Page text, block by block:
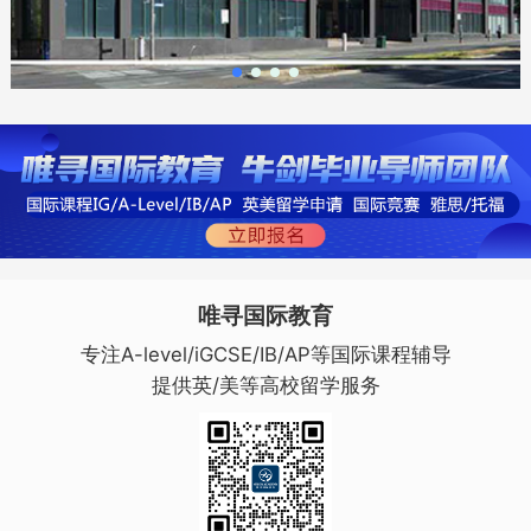
唯寻国际教育
专注A-level/iGCSE/IB/AP等国际课程辅导
提供英/美等高校留学服务